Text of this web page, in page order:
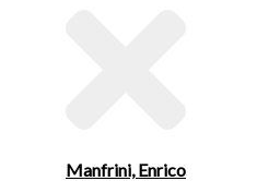
Manfrini, Enrico